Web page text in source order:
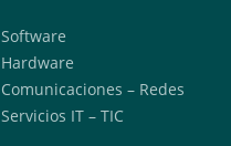
Software
Hardware
Comunicaciones – Redes
Servicios IT – TIC